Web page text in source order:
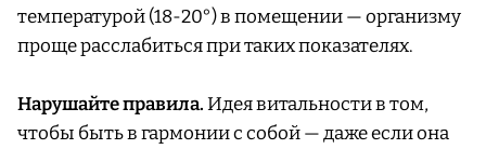
температурой (18-20°) в помещении — организму
проще расслабиться при таких показателях.
Нарушайте правила.Идея витальности в том,
чтобы быть в гармонии с собой — даже если она